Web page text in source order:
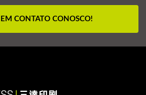
EM CONTATO CONOSCO!